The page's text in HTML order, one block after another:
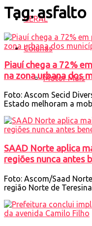
GERAL
Colunas
Motor Mais
Tag:asfalto
Piauí chega a 72%
na zona urbana dos
Foto: Ascom Secid
Estado melhoram a
SAAD Norte aplica
regiões nunca antes
Foto: Ascom/Saad
região Norte de